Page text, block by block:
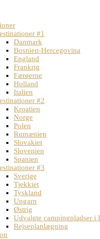
#1
Danmark
Bosnien-Hercegovina
England
Frankrig
Færøerne
Holland
Italien
#2
Kroatien
Norge
Polen
Rumænien
Slovakiet
Slovenien
Spanien
#3
Sverige
Tjekkiet
Tyskland
Ungarn
Østrig
Udvalgte campingpladser i
Rejseplanlægning